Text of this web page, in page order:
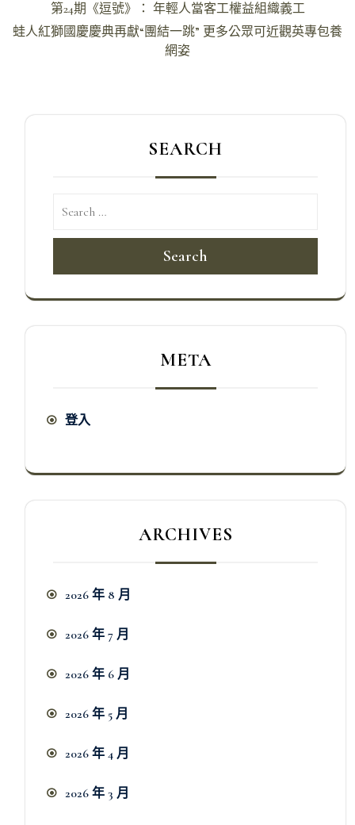
章
第24期《逗號》： 年輕人當客工權益組織義工
蛙人紅獅國慶慶典再獻“團結一跳” 更多公眾可近觀英專包養
網姿
SEARCH
Search
META
登入
ARCHIVES
2026 年 8 月
2026 年 7 月
2026 年 6 月
2026 年 5 月
2026 年 4 月
2026 年 3 月